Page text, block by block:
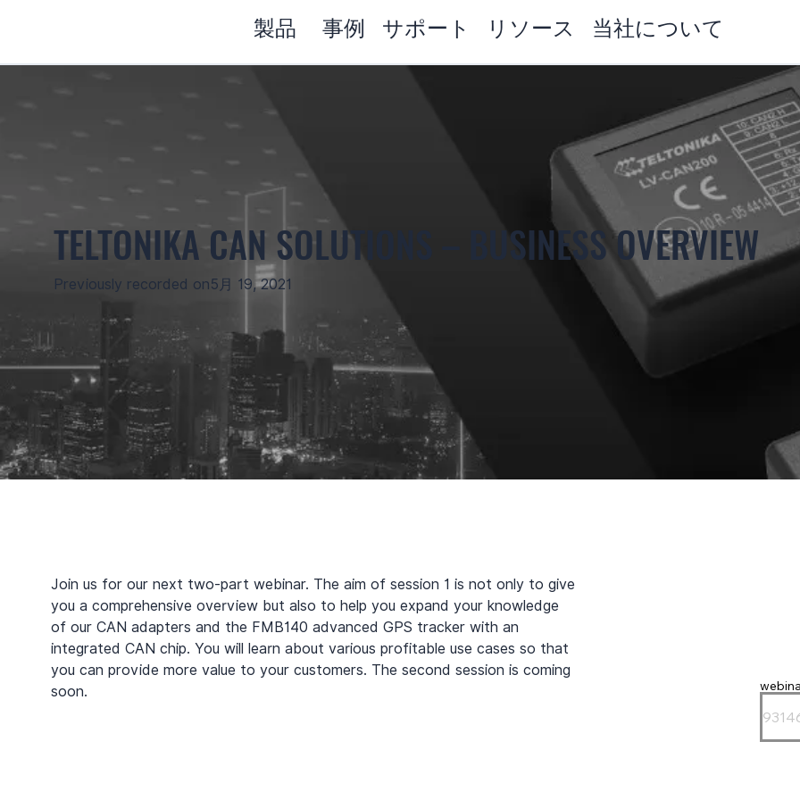
製品 事例 サポート リソース 当社について
TELTONIKA CAN SOLUTIONS – BUSINESS OVERVIEW
Previously recorded on5月 19, 2021
Join us for our next two-part webinar. The aim of session 1 is not only to give
you a comprehensive overview but also to help you expand your knowledge
of our CAN adapters and the FMB140 advanced GPS tracker with an
integrated CAN chip. You will learn about various profitable use cases so that
you can provide more value to your customers. The second session is coming
soon.